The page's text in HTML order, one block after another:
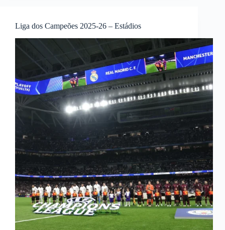
Liga dos Campeões 2025-26 – Estádios